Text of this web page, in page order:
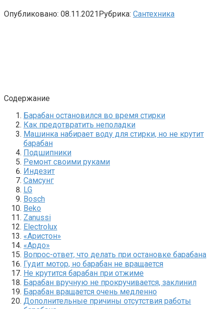
Опубликовано: 08.11.2021Рубрика: Сантехника
Содержание
Барабан остановился во время стирки
Как предотвратить неполадки
Машинка набирает воду для стирки, но не крутит
барабан
Подшипники
Ремонт своими руками
Индезит
Самсунг
LG
Bosch
Beko
Zanussi
Electrolux
«Аристон»
«Ардо»
Вопрос-ответ, что делать при остановке барабана
Гудит мотор, но барабан не вращается
Не крутится барабан при отжиме
Барабан вручную не прокручивается, заклинил
Барабан вращается очень медленно
Дополнительные причины отсутствия работы